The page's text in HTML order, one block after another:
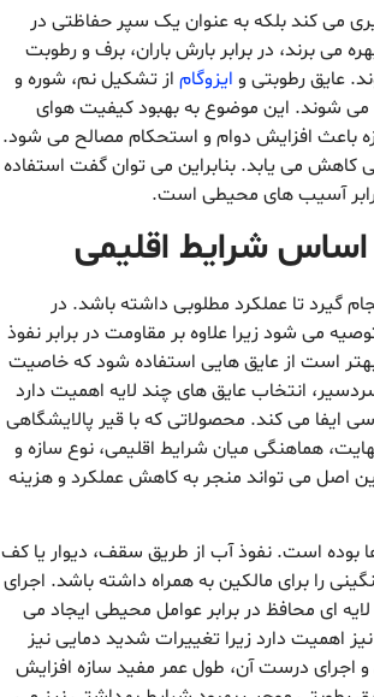
می کند بلکه به عنوان یک سپر حفاظتی در
می برند، در برابر بارش باران، برف و رطوبت
عایق رطوبتی و ایزوگام از تشکیل نم، شوره و
می شوند. این موضوع به بهبود کیفیت هوای
باعث افزایش دوام و استحکام مصالح می شود.
کاهش می یابد. بنابراین می توان گفت استفاده
آسیب های محیطی است.
اساس شرایط اقلیمی
گیرد تا عملکرد مطلوبی داشته باشد. در
می شود زیرا علاوه بر مقاومت در برابر نفوذ
است از عایق هایی استفاده شود که خاصیت
انتخاب عایق های چند لایه اهمیت دارد
ایفا می کند. محصولاتی که با قیر پالایشگاهی
هماهنگی میان شرایط اقلیمی، نوع سازه و
اصل می تواند منجر به کاهش عملکرد و هزینه
بوده است. نفوذ آب از طریق سقف، دیوار یا کف
را برای مالکین به همراه داشته باشد. اجرای
ای محافظ در برابر عوامل محیطی ایجاد می
اهمیت دارد زیرا تغییرات شدید دمایی نیز
اجرای درست آن، طول عمر مفید سازه افزایش